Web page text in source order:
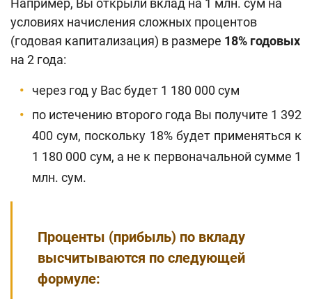
Например, Вы открыли вклад на 1 млн. сум на
условиях начисления сложных процентов
(годовая капитализация) в размере 18% годовых
на 2 года:
через год у Вас будет 1 180 000 сум
по истечению второго года Вы получите 1 392
400 сум, поскольку 18% будет применяться к
1 180 000 сум, а не к первоначальной сумме 1
млн. сум.
Проценты (прибыль) по вкладу
высчитываются по следующей
формуле: